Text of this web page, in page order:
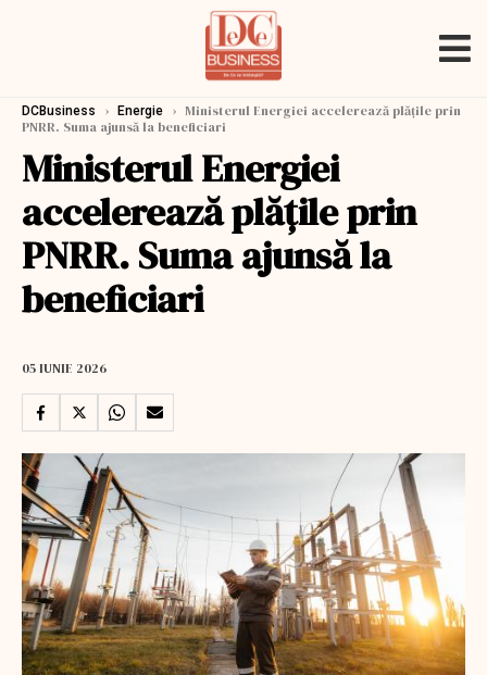
DCBusiness › Energie › Ministerul Energiei accelerează plățile prin
PNRR. Suma ajunsă la beneficiari
Ministerul Energiei
accelerează plățile prin
PNRR. Suma ajunsă la
beneficiari
05 IUNIE 2026